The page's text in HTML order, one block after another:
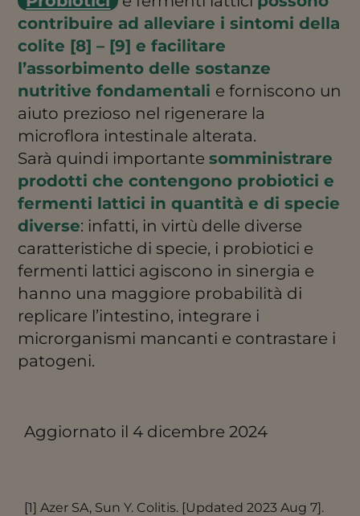
contribuire ad alleviare i sintomi della
colite [8] – [9] e facilitare
l’assorbimento delle sostanze
nutritive fondamentali e forniscono un
aiuto prezioso nel rigenerare la
microflora intestinale alterata.
Sarà quindi importantesomministrare
prodotti che contengono probiotici e
fermenti lattici in quantità e di specie
diverse: infatti, in virtù delle diverse
caratteristiche di specie, i probiotici e
fermenti lattici agiscono in sinergia e
hanno una maggiore probabilità di
replicare l’intestino, integrare i
microrganismi mancanti e contrastare i
patogeni.
Aggiornato il 4 dicembre 2024
[1] Azer SA, Sun Y. Colitis. [Updated 2023 Aug 7].